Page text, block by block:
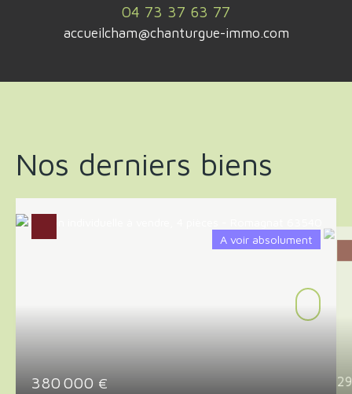
04 73 37 63 77
accueilcham@chanturgue-immo.com
Nos derniers biens
A voir absolument
380 000 €